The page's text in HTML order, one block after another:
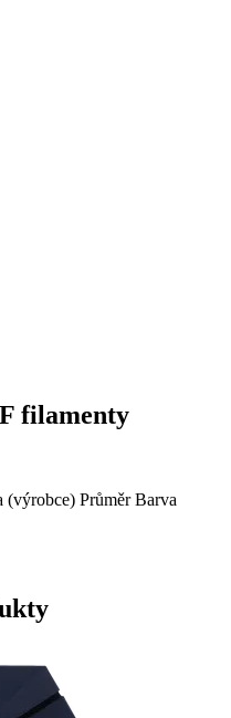
filamenty
(výrobce) Průměr Barva